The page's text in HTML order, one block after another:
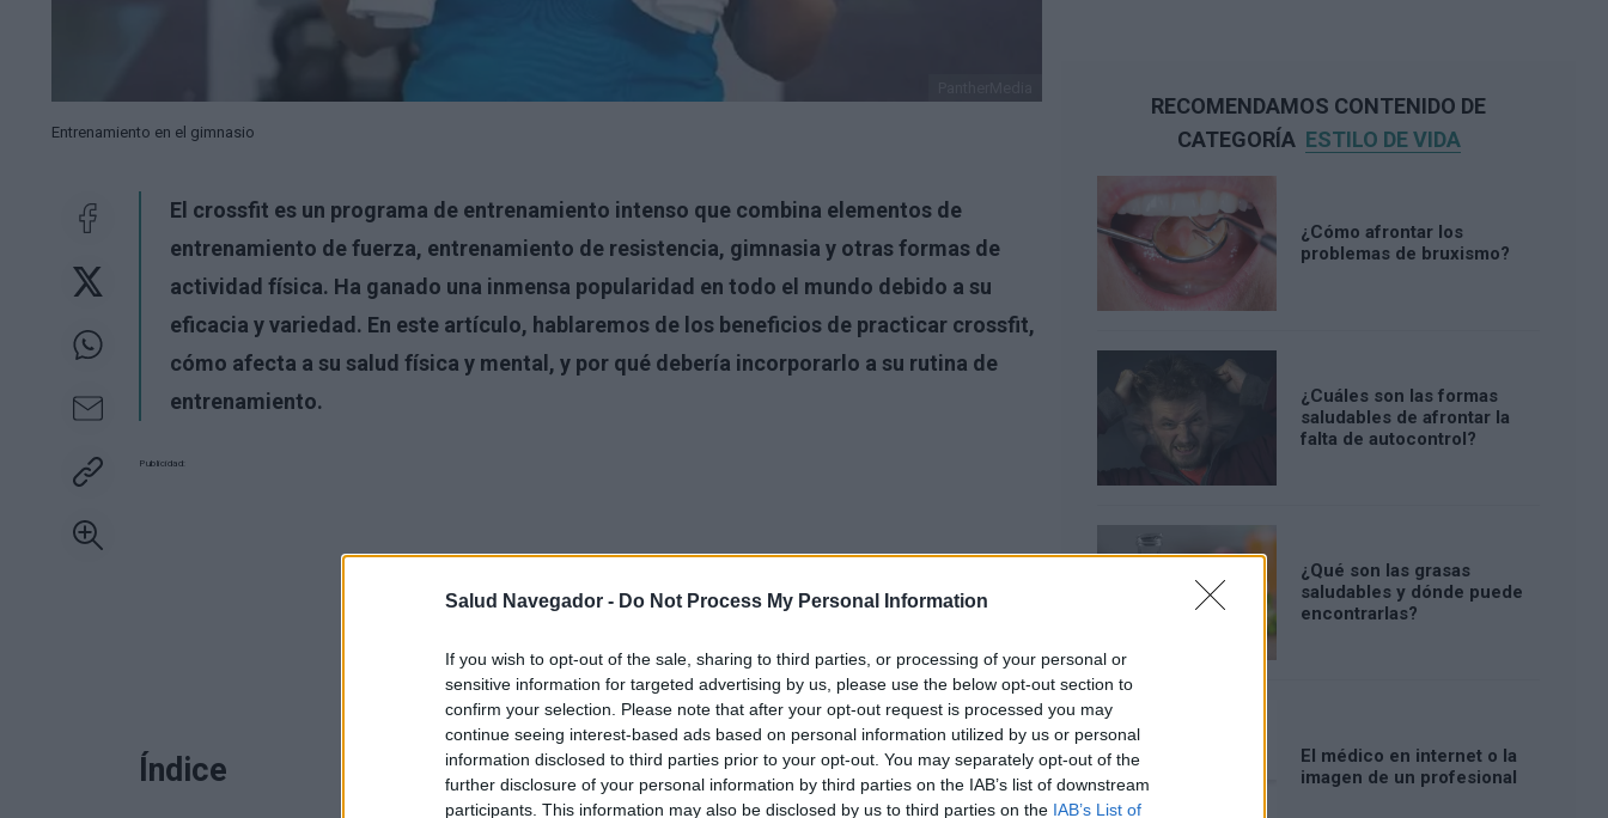
Salud Navegador - Do Not Process My Personal Information
If you wish to opt-out of the sale, sharing to third parties, or processing of your personal or
sensitive information for targeted advertising by us, please use the below opt-out section to
confirm your selection. Please note that after your opt-out request is processed you may
continue seeing interest-based ads based on personal information utilized by us or personal
information disclosed to third parties prior to your opt-out. You may separately opt-out of the
further disclosure of your personal information by third parties on the IAB’s list of downstream
participants. This information may also be disclosed by us to third parties on the IAB’s List of
Entrenamiento en el gimnasio
El crossfit es un programa de entrenamiento intenso que combina elementos de
entrenamiento de fuerza, entrenamiento de resistencia, gimnasia y otras formas de
actividad física. Ha ganado una inmensa popularidad en todo el mundo debido a su
eficacia y variedad. En este artículo, hablaremos de los beneficios de practicar crossfit,
cómo afecta a su salud física y mental, y por qué debería incorporarlo a su rutina de
entrenamiento.
Publicidad:
Índice
RECOMENDAMOS CONTENIDO DE
CATEGORÍA ESTILO DE VIDA
¿Cómo afrontar los
problemas de bruxismo?
¿Cuáles son las formas
saludables de afrontar la
falta de autocontrol?
¿Qué son las grasas
saludables y dónde puede
encontrarlas?
El médico en internet o la
imagen de un profesional